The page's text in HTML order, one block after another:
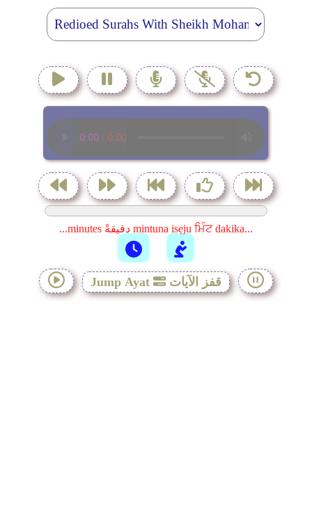
...minutes دقيقةً mintuna isẹju ਮਿੰਟ dakika...
Jump Ayat قفز الآيات